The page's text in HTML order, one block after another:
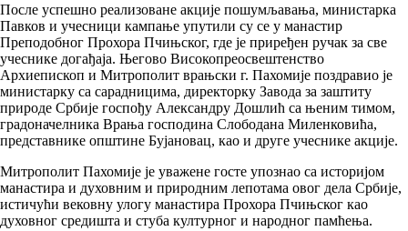
После успешно реализоване акције пошумљавања, министарка
Павков и учесници кампање упутили су се у манастир
Преподобног Прохора Пчињског, где је приређен ручак за све
учеснике догађаја. Његово Високопреосвештенство
Архиепископ и Митрополит врањски г. Пахомије поздравио је
министарку са сарадницима, директорку Завода за заштиту
природе Србије госпођу Александру Дошлић са њеним тимом,
градоначелника Врања господина Слободана Миленковића,
представнике општине Бујановац, као и друге учеснике акције.
Митрополит Пахомије је уважене госте упознао са историјом
манастира и духовним и природним лепотама овог дела Србије,
истичући вековну улогу манастира Прохора Пчињског као
духовног средишта и стуба културног и народног памћења.